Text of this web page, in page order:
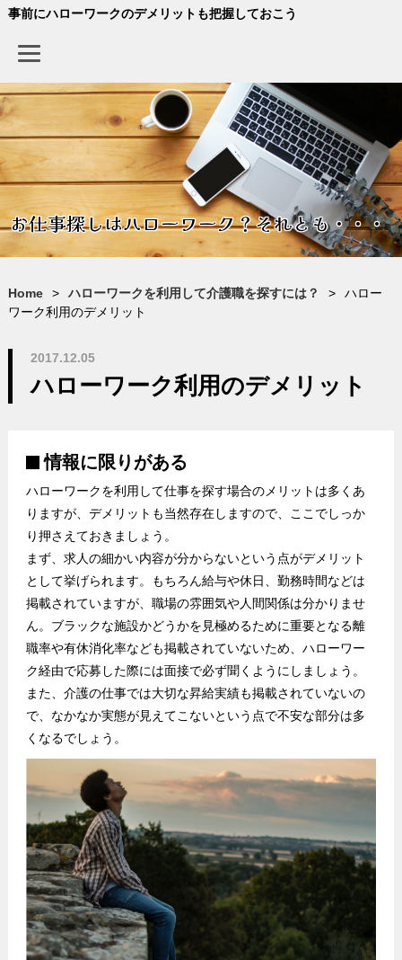
事前にハローワークのデメリットも把握しておこう
お仕事探しはハローワーク？それとも・・・
Home > ハローワークを利用して介護職を探すには？ >
ハロー
ワーク利用のデメリット
2017.12.05
ハローワーク利用のデメリット
情報に限りがある
ハローワークを利用して仕事を探す場合のメリットは多くあ
りますが、デメリットも当然存在しますので、ここでしっか
り押さえておきましょう。
まず、求人の細かい内容が分からないという点がデメリット
として挙げられます。もちろん給与や休日、勤務時間などは
掲載されていますが、職場の雰囲気や人間関係は分かりませ
ん。ブラックな施設かどうかを見極めるために重要となる離
職率や有休消化率なども掲載されていないため、ハローワー
ク経由で応募した際には面接で必ず聞くようにしましょう。
また、介護の仕事では大切な昇給実績も掲載されていないの
で、なかなか実態が見えてこないという点で不安な部分は多
くなるでしょう。